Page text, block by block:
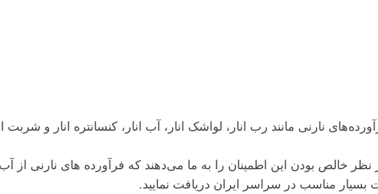
نارنی مانند رب انار، لواشک انار، آب انار، کنسانتره انار و شربت
خالص بودن این اطمینان را به ما می‌دهند که فرآورده های نارنی از آب
بسیار مناسب در سراسر ایران دریافت نمایید.